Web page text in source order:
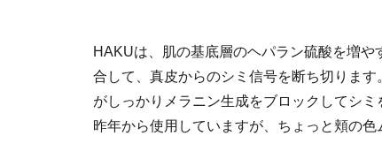
HAKUは、肌の基底層のヘパラン硫酸を増
合して、真皮からのシミ信号を断ち切りま
がしっかりメラニン生成をブロックしてシミ
昨年から使用していますが、ちょっと頬の